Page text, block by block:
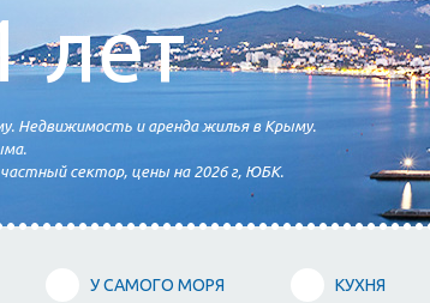
лет
Недвижимость и аренда жилья в Крыму.
сектор, цены на 2026 г, ЮБК.
У САМОГО МОРЯ КУХНЯ